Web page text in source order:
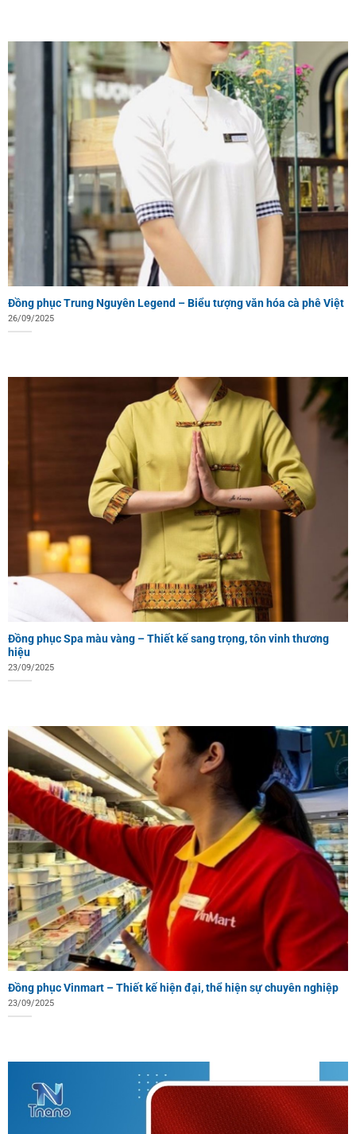
Đồng phục Trung Nguyên Legend – Biểu tượng văn hóa cà phê Việt
26/09/2025
Đồng phục Spa màu vàng – Thiết kế sang trọng, tôn vinh thương
hiệu
23/09/2025
Đồng phục Vinmart – Thiết kế hiện đại, thể hiện sự chuyên nghiệp
23/09/2025